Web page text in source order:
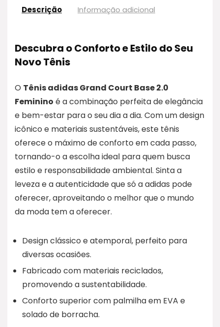
Descrição Informação adicional
Descubra o Conforto e Estilo do Seu
Novo Tênis
O Tênis adidas Grand Court Base 2.0
Feminino é a combinação perfeita de elegância
e bem-estar para o seu dia a dia. Com um design
icônico e materiais sustentáveis, este tênis
oferece o máximo de conforto em cada passo,
tornando-o a escolha ideal para quem busca
estilo e responsabilidade ambiental. Sinta a
leveza e a autenticidade que só a adidas pode
oferecer, aproveitando o melhor que o mundo
da moda tem a oferecer.
Design clássico e atemporal, perfeito para
diversas ocasiões.
Fabricado com materiais reciclados,
promovendo a sustentabilidade.
Conforto superior com palmilha em EVA e
solado de borracha.